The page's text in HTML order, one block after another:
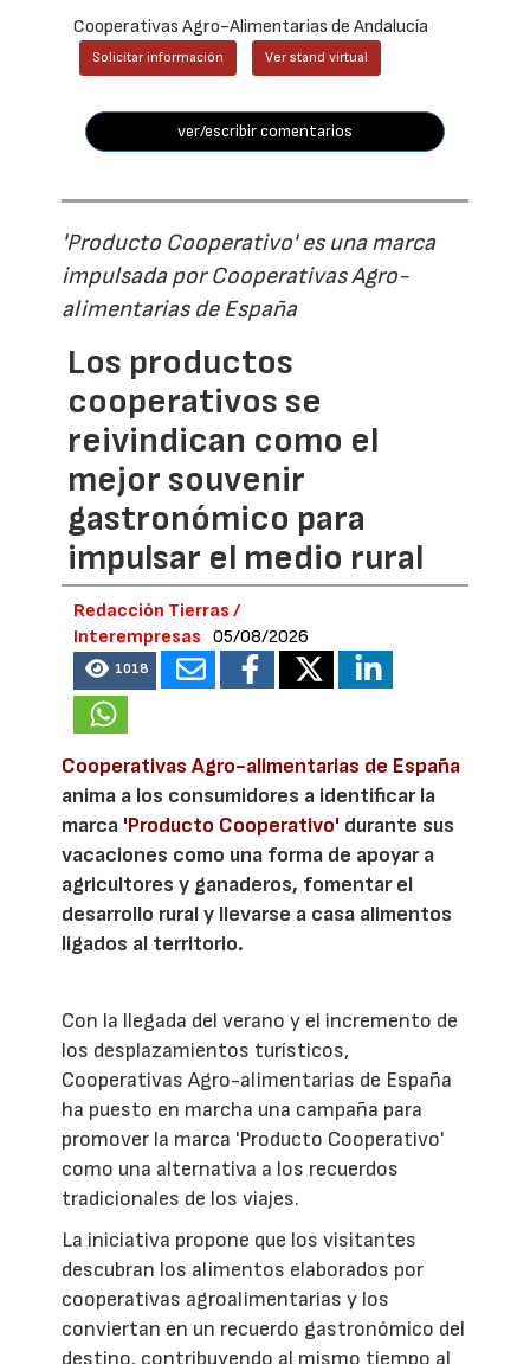
Cooperativas Agro-Alimentarias de Andalucía
Solicitar información Ver stand virtual
ver/escribir comentarios
'Producto Cooperativo' es una marca
impulsada por Cooperativas Agro-
alimentarias de España
Los productos
cooperativos se
reivindican como el
mejor souvenir
gastronómico para
impulsar el medio rural
Redacción Tierras /
Interempresas
05/08/2026
1018
Cooperativas Agro-alimentarias de España
anima a los consumidores a identificar la
marca 'Producto Cooperativo' durante sus
vacaciones como una forma de apoyar a
agricultores y ganaderos, fomentar el
desarrollo rural y llevarse a casa alimentos
ligados al territorio.
Con la llegada del verano y el incremento de
los desplazamientos turísticos,
Cooperativas Agro-alimentarias de España
ha puesto en marcha una campaña para
promover la marca 'Producto Cooperativo'
como una alternativa a los recuerdos
tradicionales de los viajes.
La iniciativa propone que los visitantes
descubran los alimentos elaborados por
cooperativas agroalimentarias y los
conviertan en un recuerdo gastronómico del